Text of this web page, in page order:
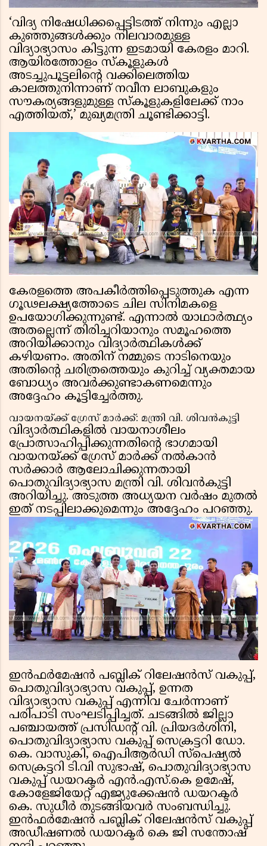
‘വിദ്യ നിഷേധിക്കപ്പെട്ടിടത്ത് നിന്നും എല്ലാ
കുഞ്ഞുങ്ങൾക്കും നിലവാരമുള്ള
വിദ്യാഭ്യാസം കിട്ടുന്ന ഇടമായി കേരളം മാറി.
ആയിരത്തോളം സ്‌കൂളുകൾ
അടച്ചുപൂട്ടലിന്റെ വക്കിലെത്തിയ
കാലത്തുനിന്നാണ് നവീന ലാബുകളും
സൗകര്യങ്ങളുമുള്ള സ്‌കൂളുകളിലേക്ക് നാം
എത്തിയത്,’ മുഖ്യമന്ത്രി ചൂണ്ടിക്കാട്ടി.
കേരളത്തെ അപകീർത്തിപ്പെടുത്തുക എന്ന
ഗൂഢലക്ഷ്യത്തോടെ ചില സിനിമകളെ
ഉപയോഗിക്കുന്നുണ്ട്. എന്നാൽ യാഥാർത്ഥ്യം
അതല്ലെന്ന് തിരിച്ചറിയാനും സമൂഹത്തെ
അറിയിക്കാനും വിദ്യാർത്ഥികൾക്ക്
കഴിയണം. അതിന് നമ്മുടെ നാടിനെയും
അതിന്റെ ചരിത്രത്തെയും കുറിച്ച് വ്യക്തമായ
ബോധ്യം അവർക്കുണ്ടാകണമെന്നും
അദ്ദേഹം കൂട്ടിച്ചേർത്തു.
വായനയ്ക്ക് ഗ്രേസ് മാർക്ക്: മന്ത്രി വി. ശിവൻകുട്ടി
വിദ്യാർത്ഥികളിൽ വായനാശീലം
പ്രോത്സാഹിപ്പിക്കുന്നതിൻ്റെ ഭാഗമായി
വായനയ്ക്ക് ഗ്രേസ് മാർക്ക് നൽകാൻ
സർക്കാർ ആലോചിക്കുന്നതായി
പൊതുവിദ്യാഭ്യാസ മന്ത്രി വി. ശിവൻകുട്ടി
അറിയിച്ചു. അടുത്ത അധ്യയന വർഷം മുതൽ
ഇത് നടപ്പിലാക്കുമെന്നും അദ്ദേഹം പറഞ്ഞു.
ഇൻഫർമേഷൻ പബ്ലിക് റിലേഷൻസ് വകുപ്പ്,
പൊതുവിദ്യാഭ്യാസ വകുപ്പ്, ഉന്നത
വിദ്യാഭ്യാസ വകുപ്പ് എന്നിവ ചേർന്നാണ്
പരിപാടി സംഘടിപ്പിച്ചത്. ചടങ്ങിൽ ജില്ലാ
പഞ്ചായത്ത് പ്രസിഡന്റ് വി. പ്രിയദർശിനി,
പൊതുവിദ്യാഭ്യാസ വകുപ്പ് സെക്രട്ടറി ഡോ.
കെ. വാസുകി, ഐപിആർഡി സ്‌പെഷ്യൽ
സെക്രട്ടറി ടി.വി സുഭാഷ്, പൊതുവിദ്യാഭ്യാസ
വകുപ്പ് ഡയറക്ടർ എൻ.എസ്.കെ ഉമേഷ്,
കോളേജിയേറ്റ് എജ്യുക്കേഷൻ ഡയറക്ടർ
കെ. സുധീർ തുടങ്ങിയവർ സംബന്ധിച്ചു.
ഇൻഫർമേഷൻ പബ്ലിക് റിലേഷൻസ് വകുപ്പ്
അഡീഷണൽ ഡയറക്ടർ കെ ജി സന്തോഷ്